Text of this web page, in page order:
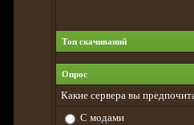
Топ скачиваний
Опрос
Какие сервера вы
С модами